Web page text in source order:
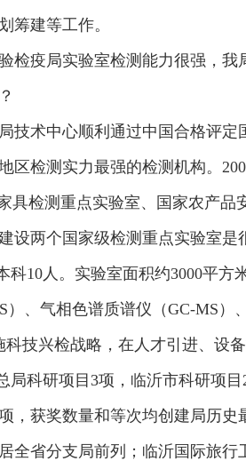
筹建等工作。
检疫局实验室检测能力很强，
技术中心顺利通过中国合格评
区检测实力最强的检测机构。
具检测重点实验室、国家农产
设两个国家级检测重点实验室是
10人。实验室面积约3000平
、气相色谱质谱仪（GC-MS
技兴检战略，在人才引进、设
科研项目3项，临沂市科研项
，获奖数量和等次均创建局历
全省分支局前列；临沂国际旅